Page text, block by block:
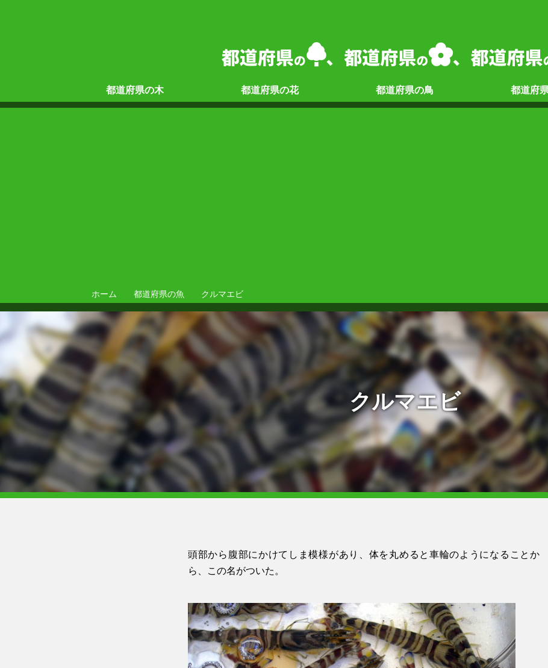
都道府県の木 都道府県の花 都道府県の鳥 都道府
ホーム 都道府県の魚 クルマエビ
クルマエビ
頭部から腹部にかけてしま模様があり、体を丸めると車輪のようになることか
ら、この名がついた。